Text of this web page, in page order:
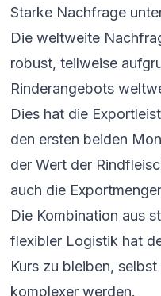
Starke Nachfrage
Die weltweite
robust, teilweise
Rinderangebots
Dies hat die
den ersten beiden
der Wert der
auch die
Die Kombination aus
flexibler Logistik hat
Kurs zu bleiben,
komplexer werden.